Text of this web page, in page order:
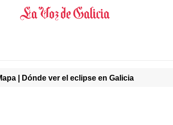
| Dónde ver el eclipse en Galicia